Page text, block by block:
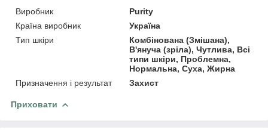
Виробник
Purity
Країна виробник
Україна
Тип шкіри
Комбінована (Змішана),
В'януча (зріла), Чутлива, Всі
типи шкіри, Проблемна,
Нормальна, Суха, Жирна
Призначення і результат
Захист
Приховати